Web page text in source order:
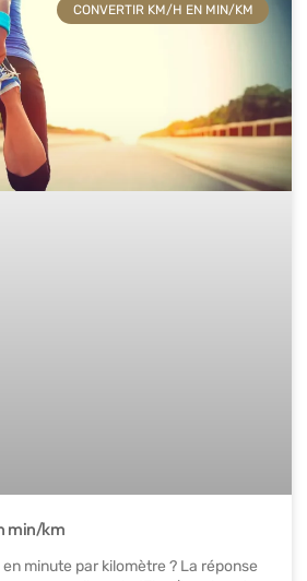
CONVERTIR KM/H EN MIN/KM
min/km
minute par kilomètre ? La réponse